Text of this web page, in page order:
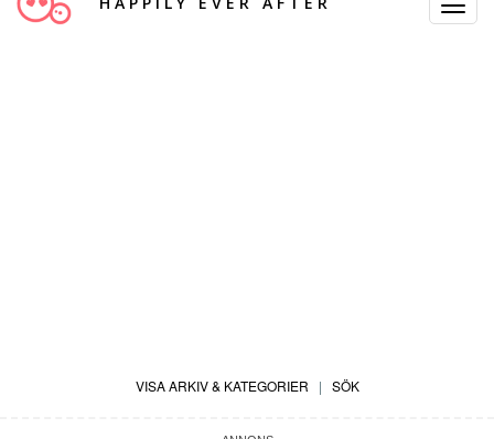
Toggle
VISA ARKIV & KATEGORIER | SÖK